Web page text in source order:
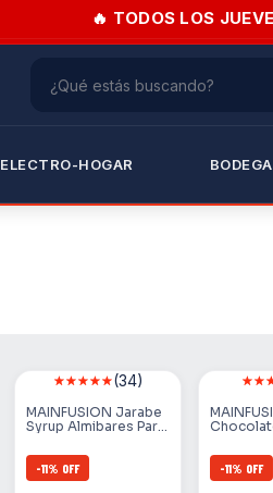
🔥 TODOS LOS
ELECTRO-HOGAR BODEGA
(34)
MAINFUSION Jarabe
Syrup Almibares Para
-11% OFF -11% OFF